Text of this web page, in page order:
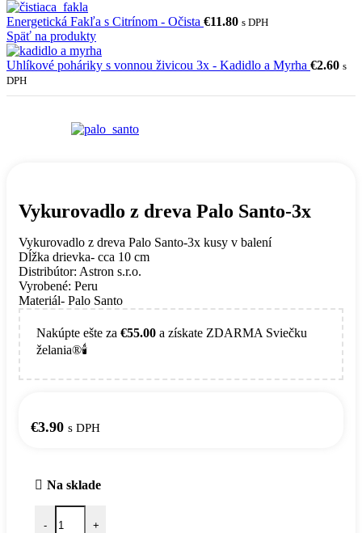
Energetická Fakľa s Citrínom - Očista €11.80 s DPH
Späť na produkty
Uhlíkové poháriky s vonnou živicou 3x - Kadidlo a Myrha €2.60 s
DPH
Vykurovadlo z dreva Palo Santo-3x
Vykurovadlo z dreva Palo Santo-3x kusy v balení
Dĺžka drievka- cca 10 cm
Distribútor: Astron s.r.o.
Vyrobené: Peru
Materiál- Palo Santo
Nakúpte ešte za €55.00 a získate ZDARMA Sviečku
želania®🕯️
€3.90 s DPH
Na sklade
-
množstvo Vykurovadlo z dreva Palo Santo-3x
+